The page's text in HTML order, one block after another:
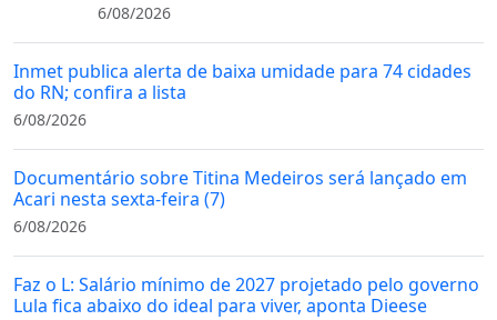
6/08/2026
Inmet publica alerta de baixa umidade para 74 cidades
do RN; confira a lista
6/08/2026
Documentário sobre Titina Medeiros será lançado em
Acari nesta sexta-feira (7)
6/08/2026
Faz o L: Salário mínimo de 2027 projetado pelo governo
Lula fica abaixo do ideal para viver, aponta Dieese